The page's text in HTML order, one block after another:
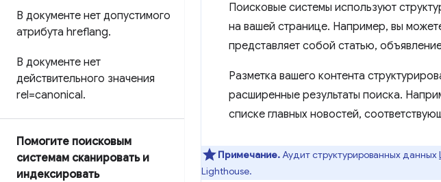
В документе нет допустимого
атрибута hreflang.
В документе нет
действительного значения
rel=canonical.
Помогите поисковым
системам сканировать и
индексировать
Поисковые системы используют
на вашей странице. Например, вы
представляет собой статью,
Разметка вашего контента
расширенные результаты поиска.
списке главных новостей,
Примечание.Аудит структурированных данных
Lighthouse.